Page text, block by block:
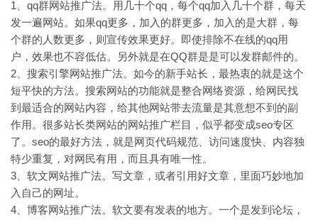
1、qq群网站推广法。用几十个qq，每个qq加入几十个群，每天
发一遍网站。如果qq更多，加入的群更多，加入的是大群，每
个群的人数更多，则宣传效果更好。即使排除不在线的qq用
户，效果也不容低估。另外就是在QQ群是是可以发群邮件的。
2、搜索引擎网站推广法。如今的新手站长，最热衷的就是这个
短平快的方法。搜索网站的功能就是整合网络资源，给网民找
到最适合的网站内容，给其他网站带去流量是其意想不到的副
作用。很多站长类网站的网站推广栏目，似乎都变成seo专区
了。seo的最好方法，就是网页代码规范、访问速度快、内容独
特少重复，对网民有用，而且具有唯一性。
3、软文网站推广法。写文章，或者引用好文章，里面巧妙地加
入自己的网址。
4、博客网站推广法。软文要有发表的地方。一个是发到论坛，